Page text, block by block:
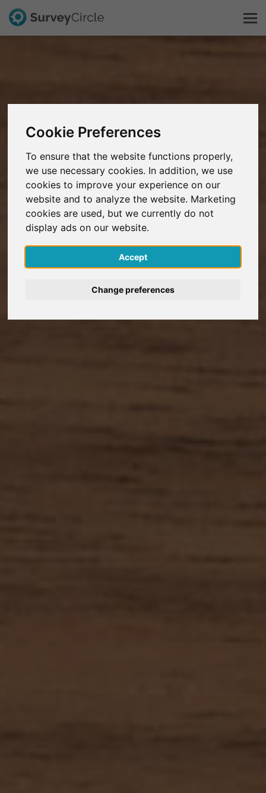
Cookie Preferences
To ensure that the website functions properly,
we use necessary cookies. In addition, we use
cookies to improve your experience on our
website and to analyze the website. Marketing
cookies are used, but we currently do not
display ads on our website.
Accept
Change preferences
Explorer la recherche
FAQ
S'inscrire gratuitement
S'inscrire
English
Deutsch
Nederlands